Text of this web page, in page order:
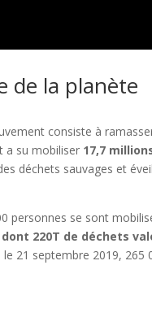
de la planète
consiste à
a su mobiliser 17,7
déchets sauvages et
personnes se sont
220T de déchets
21 septembre 2019, 265